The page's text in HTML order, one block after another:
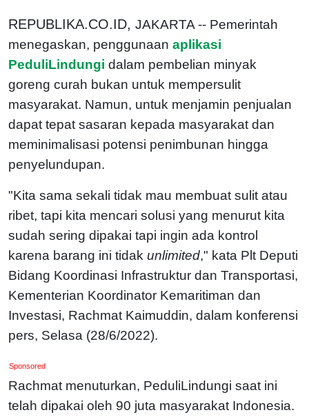
REPUBLIKA.CO.ID, JAKARTA -- Pemerintah
menegaskan, penggunaan aplikasi
PeduliLindungi dalam pembelian minyak
goreng curah bukan untuk mempersulit
masyarakat. Namun, untuk menjamin penjualan
dapat tepat sasaran kepada masyarakat dan
meminimalisasi potensi penimbunan hingga
penyelundupan.
"Kita sama sekali tidak mau membuat sulit atau
ribet, tapi kita mencari solusi yang menurut kita
sudah sering dipakai tapi ingin ada kontrol
karena barang ini tidak unlimited," kata Plt Deputi
Bidang Koordinasi Infrastruktur dan Transportasi,
Kementerian Koordinator Kemaritiman dan
Investasi, Rachmat Kaimuddin, dalam konferensi
pers, Selasa (28/6/2022).
Sponsored
Rachmat menuturkan, PeduliLindungi saat ini
telah dipakai oleh 90 juta masyarakat Indonesia.